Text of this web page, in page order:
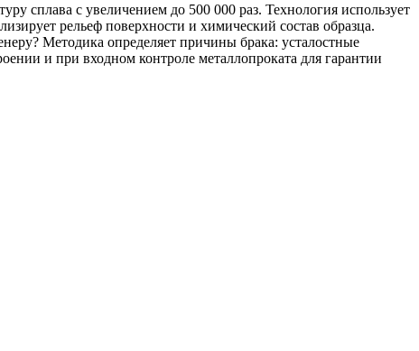
сплава с увеличением до 500 000 раз. Технология использует
рельеф поверхности и химический состав образца.
Методика определяет причины брака: усталостные
и при входном контроле металлопроката для гарантии